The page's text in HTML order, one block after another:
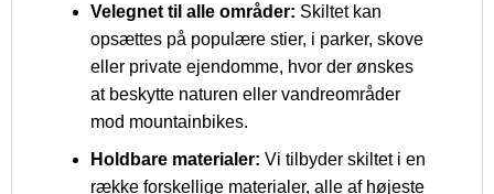
Velegnet til alle områder: Skiltet kan
opsættes på populære stier, i parker, skove
eller private ejendomme, hvor der ønskes
at beskytte naturen eller vandreområder
mod mountainbikes.
Holdbare materialer: Vi tilbyder skiltet i en
række forskellige materialer, alle af højeste